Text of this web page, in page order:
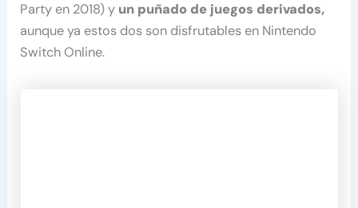
Party en 2018) y un puñado de juegos derivados,
aunque ya estos dos son disfrutables en Nintendo
Switch Online.